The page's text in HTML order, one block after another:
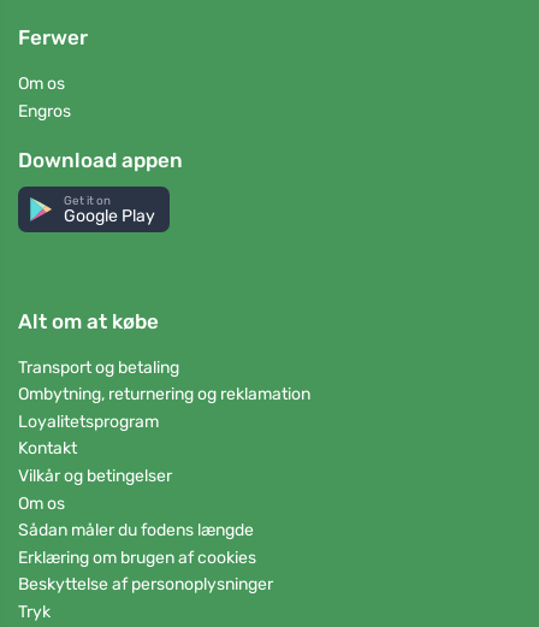
Ferwer
Om os
Engros
Download appen
Get it on
Google Play
Alt om at købe
Transport og betaling
Ombytning, returnering og reklamation
Loyalitetsprogram
Kontakt
Vilkår og betingelser
Om os
Sådan måler du fodens længde
Erklæring om brugen af cookies
Beskyttelse af personoplysninger
Tryk